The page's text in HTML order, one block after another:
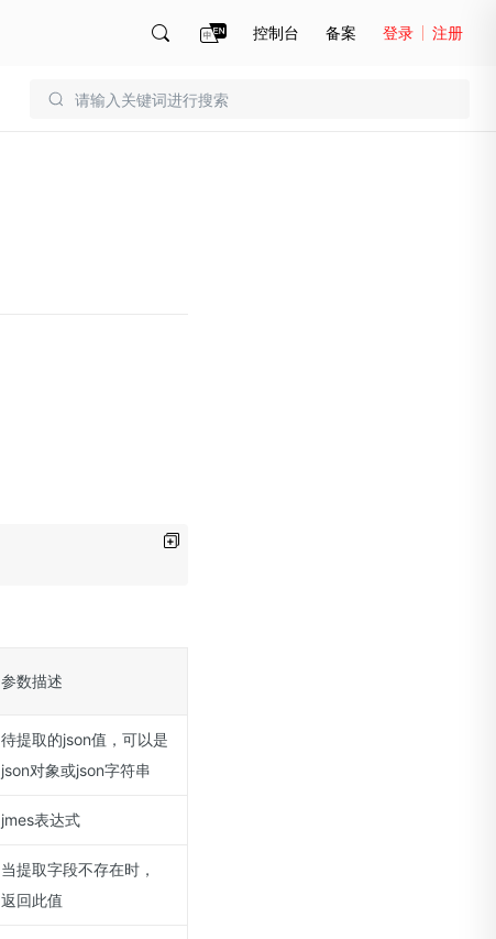
控制台 备案 登录 注册
参数描述
待提取的json值，可以是
json对象或json字符串
jmes表达式
当提取字段不存在时，
返回此值